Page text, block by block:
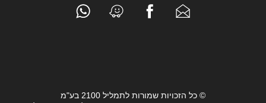
© כל הזכויות שמורות לתמליל 2100 בע"מ